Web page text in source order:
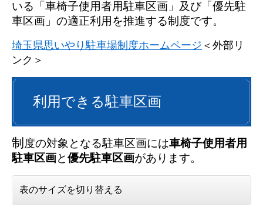
いる「車椅子使用者用駐車区画」及び「優先駐
車区画」の適正利用を推進する制度です。
埼玉県思いやり駐車場制度ホームページ ＜外部リ
ンク＞
利用できる駐車区画
制 度の対象となる駐車区画には車椅子使用者用
駐車区画と優先駐車区画があります。
表のサイズを切り替える